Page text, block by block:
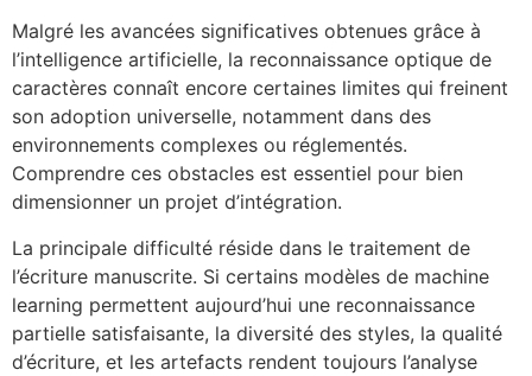
Malgré les avancées significatives obtenues grâce à
l’intelligence artificielle, la reconnaissance optique de
caractères connaît encore certaines limites qui freinent
son adoption universelle, notamment dans des
environnements complexes ou réglementés.
Comprendre ces obstacles est essentiel pour bien
dimensionner un projet d’intégration.
La principale difficulté réside dans le traitement de
l’écriture manuscrite. Si certains modèles de machine
learning permettent aujourd’hui une reconnaissance
partielle satisfaisante, la diversité des styles, la qualité
d’écriture, et les artefacts rendent toujours l’analyse